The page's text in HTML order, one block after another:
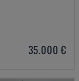
35.000 €